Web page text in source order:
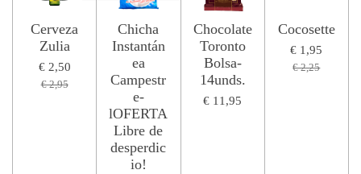
Cerveza
Zulia
€ 2,50
€ 2,95
Chicha
Instantán
ea
Campestr
e-
lOFERTA
Libre de
desperdic
io!
Chocolate
Toronto
Bolsa-
14unds.
€ 11,95
Cocosette
€ 1,95
€ 2,25